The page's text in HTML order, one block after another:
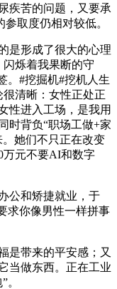
疾苦的问题，又要承
取度仍相对较低。
形成了很大的心理
烁着我果断的守
。#挖掘机#挖机人生
清晰：女性正处正
性进入工场，是我用
时背负“职场工做+家
她们不只正在改变
万元不要AI和数字
和矫捷就业，于
求你像男性一样拼事
带来的平安感；又
当做东西。正在工业
。